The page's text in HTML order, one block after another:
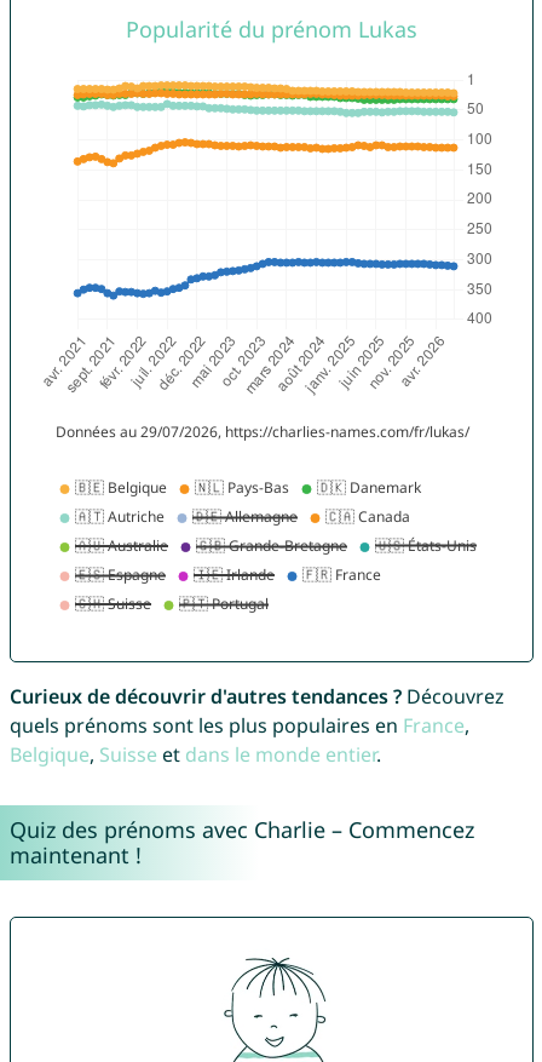
Curieux de découvrir d'autres tendances ?Découvrez
quels prénoms sont les plus populaires en France,
Belgique, Suisse et dans le monde entier.
Quiz des prénoms avec Charlie – Commencez
maintenant !